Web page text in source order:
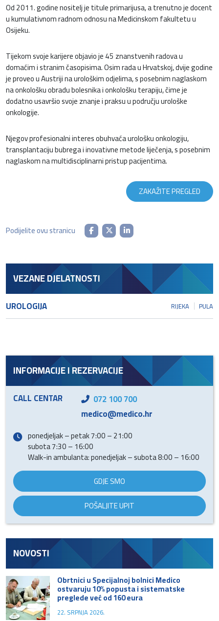
Od 2011. godine nositelj je titule primarijusa, a trenutno je docent
u kumulativnom radnom odnosu na Medicinskom fakultetu u
Osijeku.
Tijekom svoje karijere objavio je 45 znanstvenih radova u
domaćim i stranim časopisima. Osim rada u Hrvatskoj, dvije godine
je proveo u Austriji na urološkim odjelima, s posebnim naglaskom
na onkološku obradu bolesnika i onkološku terapiju, čime je
dodatno usavršio svoje znanje i praksu u području urološke
onkologije.
Njegov profesionalni interes obuhvaća urološku onkologiju,
transplantaciju bubrega i inovativne metode liječenja, s posebnim
naglaskom na multidisciplinarni pristup pacijentima.
ZAKAŽITE PREGLED
Podijelite ovu stranicu
VEZANE DJELATNOSTI
UROLOGIJA RIJEKA PULA
INFORMACIJE I REZERVACIJE
CALL CENTAR
072 100 700
medico@medico.hr
ponedjeljak – petak 7:00 – 21:00
subota 7:30 – 16:00
Walk-in ambulanta: ponedjeljak – subota 8:00 – 16:00
GDJE SMO
POŠALJITE UPIT
NOVOSTI
Obrtnici u Specijalnoj bolnici Medico
ostvaruju 10% popusta i sistematske
preglede već od 160 eura
22. SRPNJA 2026.